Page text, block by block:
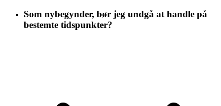
Som nybegynder, bør jeg undgå at handle på
bestemte tidspunkter?